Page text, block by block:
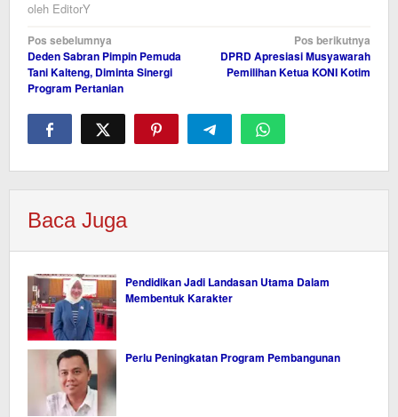
oleh EditorY
Navigasi
pos
Pos sebelumnya
Deden Sabran Pimpin Pemuda
Tani Kalteng, Diminta Sinergi
Program Pertanian
Pos berikutnya
DPRD Apresiasi Musyawarah
Pemilihan Ketua KONI Kotim
Baca Juga
Pendidikan Jadi Landasan Utama Dalam
Membentuk Karakter
Perlu Peningkatan Program Pembangunan